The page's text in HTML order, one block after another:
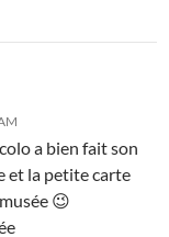
a bien fait son
et la petite carte
😉